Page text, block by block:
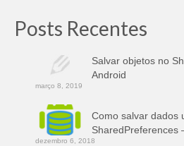
Posts Recentes
Salvar objetos no
Android
março 8, 2019
Como salvar dados
SharedPreferences
dezembro 6, 2018